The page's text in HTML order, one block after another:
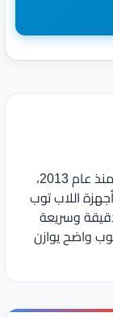
يعمل في مجال الصحافة والمحتوى التقني منذ عام 2013،
اللاب توب
وسريعة
واضح يوازن